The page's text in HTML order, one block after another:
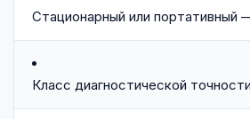
Стационарный или портативный
Класс диагностической